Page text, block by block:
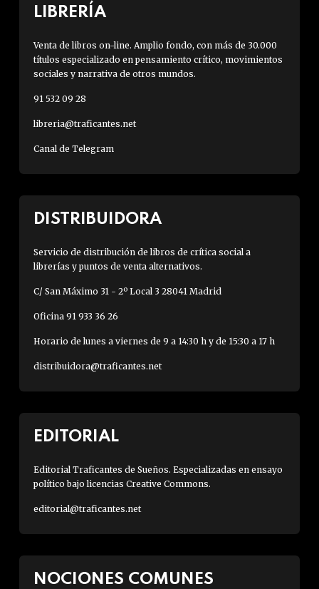
LIBRERÍA
Venta de libros on-line. Amplio fondo, con más de 30.000
títulos especializado en pensamiento crítico, movimientos
sociales y narrativa de otros mundos.
91 532 09 28
libreria@traficantes.net
Canal de Telegram
DISTRIBUIDORA
Servicio de distribución de libros de crítica social a
librerías y puntos de venta alternativos.
C/ San Máximo 31 - 2º Local 3 28041 Madrid
Oficina 91 933 36 26
Horario de lunes a viernes de 9 a 14:30 h y de 15:30 a 17 h
distribuidora@traficantes.net
EDITORIAL
Editorial Traficantes de Sueños. Especializadas en ensayo
político bajo licencias Creative Commons.
editorial@traficantes.net
NOCIONES COMUNES